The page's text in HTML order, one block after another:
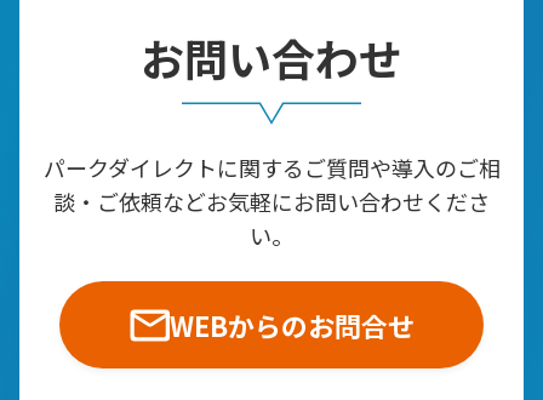
お問い合わせ
パークダイレクトに関するご質問や導入のご相
談・ご依頼などお気軽にお問い合わせくださ
い。
WEBからのお問合せ